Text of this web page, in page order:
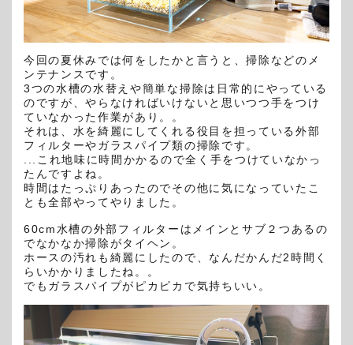
今回の夏休みでは何をしたかと言うと、掃除などのメ
ンテナンスです。
3つの水槽の水替えや簡単な掃除は日常的にやっている
のですが、やらなければいけないと思いつつ手をつけ
ていなかった作業があり。。
それは、水を綺麗にしてくれる役目を担っている外部
フィルターやガラスパイプ類の掃除です。
...これ地味に時間かかるので全く手をつけていなかっ
たんですよね。
時間はたっぷりあったのでその他に気になっていたこ
とも全部やってやりました。
60cm水槽の外部フィルターはメインとサブ２つあるの
でなかなか掃除がタイヘン。
ホースの汚れも綺麗にしたので、なんだかんだ2時間く
らいかかりましたね。。
でもガラスパイプがピカピカで気持ちいい。